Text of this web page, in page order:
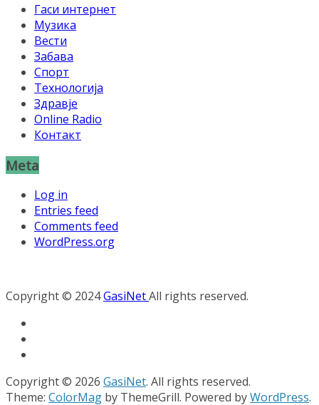
Гаси интернет
Музика
Вести
Забава
Спорт
Технологија
Здравје
Online Radio
Контакт
Meta
Log in
Entries feed
Comments feed
WordPress.org
Copyright © 2024GasiNetAll rights reserved.
Copyright © 2026 GasiNet. All rights reserved.
Theme: ColorMag by ThemeGrill. Powered byWordPress.